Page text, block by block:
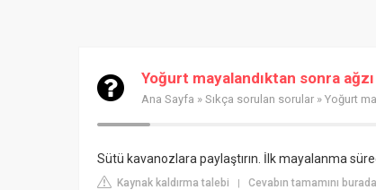
Yoğurt mayalandıktan sonra ağzı
Ana Sayfa » Sıkça sorulan sorular » Yoğurt
Sütü kavanozlara paylaştırın. İlk mayalanma
Kaynak kaldırma talebi | Cevabın tamamını